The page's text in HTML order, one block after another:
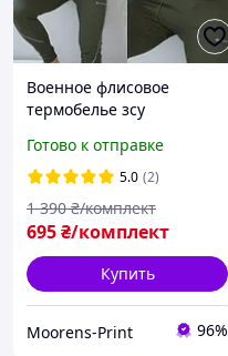
Военное флисовое
термобелье зсу
повседневное армейское
Хаки
Готово к отправке
5.0 (2)
695₴/комплект
1 390 ₴/комплект
Купить
Moorens-Print 96%